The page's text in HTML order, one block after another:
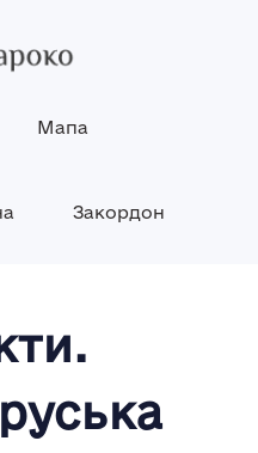
Мапа
Закордон